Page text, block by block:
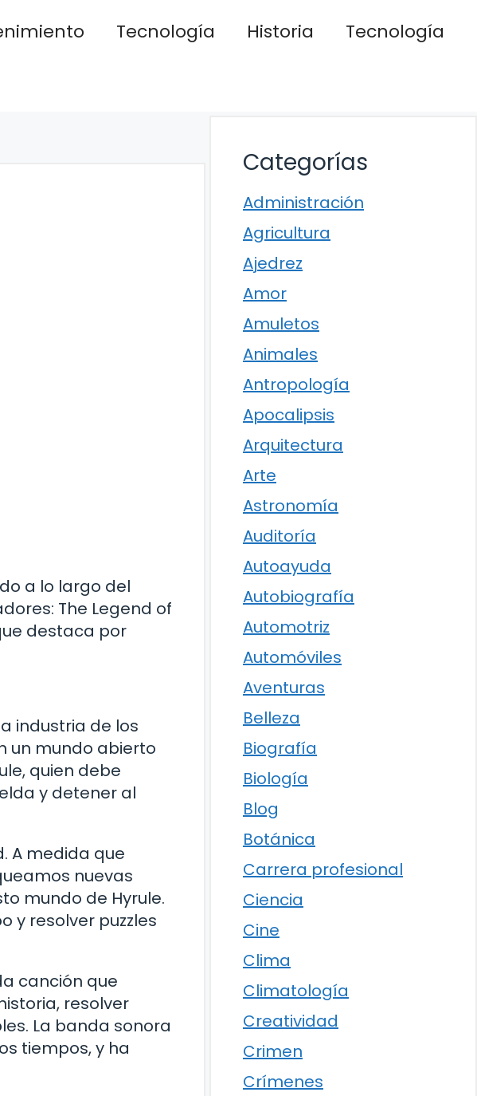
Tecnología Historia
Tecnología
a lo largo del
The Legend of
destaca por
industria de los
un mundo abierto
quien debe
y detener al
A medida que
nuevas
mundo de Hyrule.
y resolver puzzles
canción que
resolver
La banda sonora
tiempos, y ha
Categorías
Administración
Agricultura
Ajedrez
Amor
Amuletos
Animales
Antropología
Apocalipsis
Arquitectura
Arte
Astronomía
Auditoría
Autoayuda
Autobiografía
Automotriz
Automóviles
Aventuras
Belleza
Biografía
Biología
Blog
Botánica
Carrera profesional
Ciencia
Cine
Clima
Climatología
Creatividad
Crimen
Crímenes